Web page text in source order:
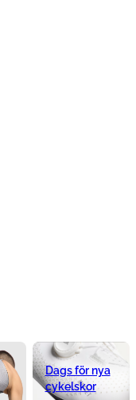
Dags för nya
cykelskor